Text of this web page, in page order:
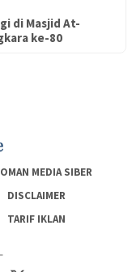
di Masjid At-
ke-80
Merauke Siapkan
MEDIA SIBER
DISCLAIMER
TARIF IKLAN